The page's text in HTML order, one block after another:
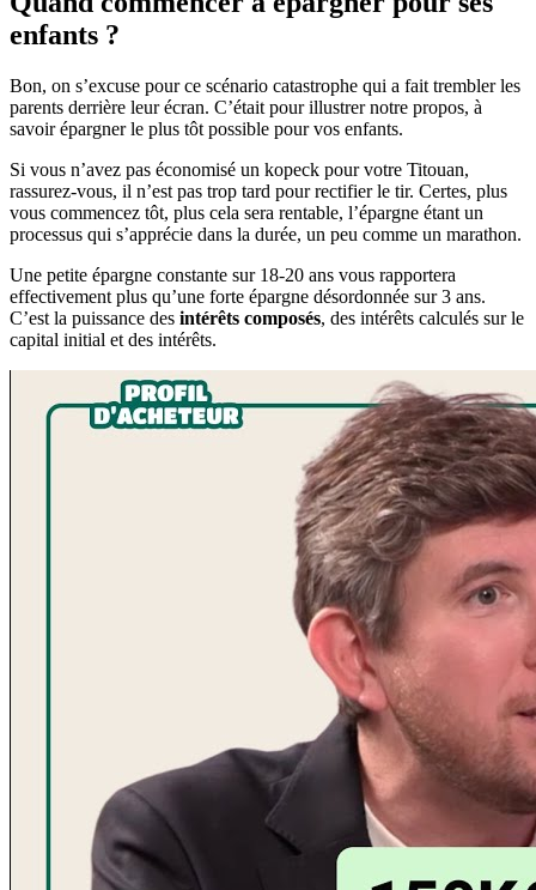
enfants ?
Bon, on s’excuse pour ce scénario catastrophe qui a fait trembler les
parents derrière leur écran. C’était pour illustrer notre propos, à
savoir épargner le plus tôt possible pour vos enfants.
Si vous n’avez pas économisé un kopeck pour votre Titouan,
rassurez-vous, il n’est pas trop tard pour rectifier le tir. Certes, plus
vous commencez tôt, plus cela sera rentable, l’épargne étant un
processus qui s’apprécie dans la durée, un peu comme un marathon.
Une petite épargne constante sur 18-20 ans vous rapportera
effectivement plus qu’une forte épargne désordonnée sur 3 ans.
C’est la puissance des intérêts composés, des intérêts calculés sur le
capital initial et des intérêts.